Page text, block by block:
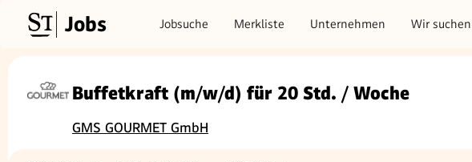
Jobs Jobsuche Merkliste Unternehmen Wir suchen
Buffetkraft (m/w/d) für 20 Std. / Woche
GMS GOURMET GmbH